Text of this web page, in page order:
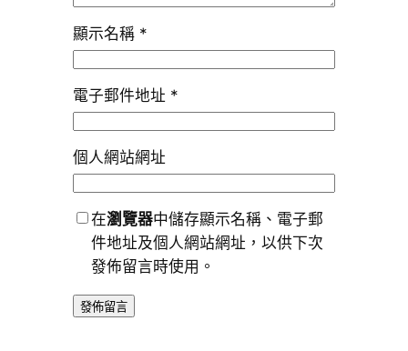
顯示名稱 *
電子郵件地址 *
個人網站網址
在瀏覽器中儲存顯示名稱、電子郵
件地址及個人網站網址，以供下次
發佈留言時使用。